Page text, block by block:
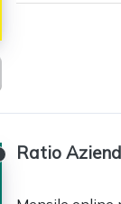
Ratio